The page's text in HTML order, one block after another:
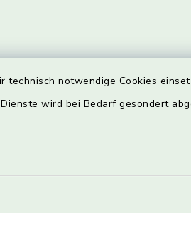
technisch notwendige Cookies
Dienste wird bei Bedarf gesondert